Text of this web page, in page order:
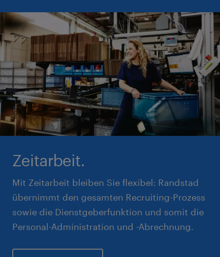
Zeitarbeit.
Mit Zeitarbeit bleiben Sie flexibel: Randstad
übernimmt den gesamten Recruiting-Prozess
sowie die Dienstgeberfunktion und somit die
Personal-Administration und -Abrechnung.